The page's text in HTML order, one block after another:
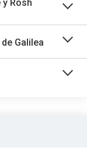
y Rosh
Galilea